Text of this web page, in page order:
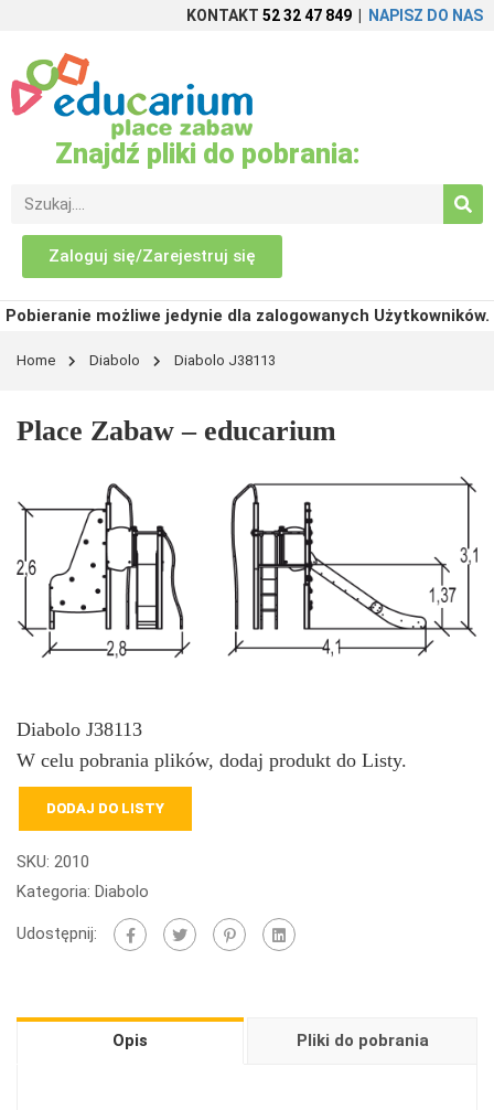
KONTAKT 52 32 47 849 NAPISZ DO NAS
Znajdź pliki do pobrania:
Zaloguj się/Zarejestruj się
Pobieranie możliwe jedynie dla zalogowanych Użytkowników.
Home Diabolo Diabolo J38113
Place Zabaw – educarium
Diabolo J38113
W celu pobrania plików, dodaj produkt do Listy.
DODAJ DO LISTY
SKU: 2010
Kategoria: Diabolo
Udostępnij:
Opis Pliki do pobrania